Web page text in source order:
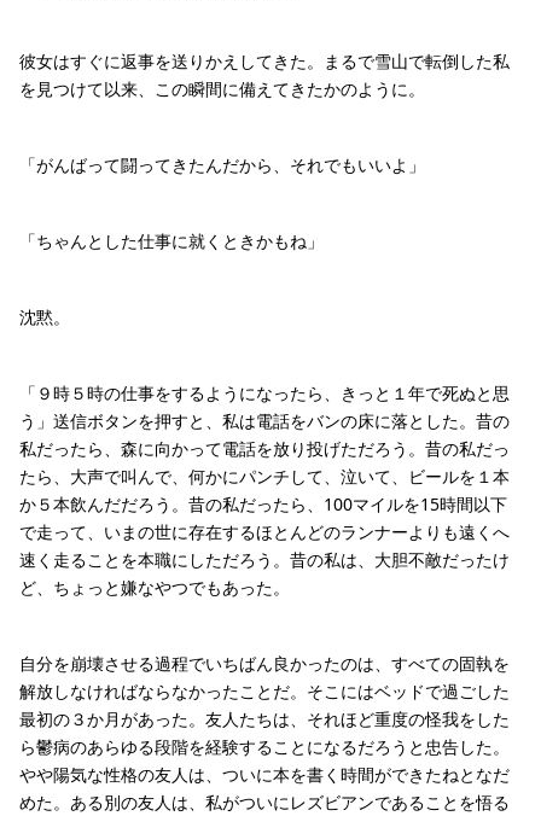
彼女はすぐに返事を送りかえしてきた。まるで雪山で転倒した私
を見つけて以来、この瞬間に備えてきたかのように。
「がんばって闘ってきたんだから、それでもいいよ」
「ちゃんとした仕事に就くときかもね」
沈黙。
「９時５時の仕事をするようになったら、きっと１年で死ぬと思
う」送信ボタンを押すと、私は電話をバンの床に落とした。昔の
私だったら、森に向かって電話を放り投げただろう。昔の私だっ
たら、大声で叫んで、何かにパンチして、泣いて、ビールを１本
か５本飲んだだろう。昔の私だったら、100マイルを15時間以下
で走って、いまの世に存在するほとんどのランナーよりも遠くへ
速く走ることを本職にしただろう。昔の私は、大胆不敵だったけ
ど、ちょっと嫌なやつでもあった。
自分を崩壊させる過程でいちばん良かったのは、すべての固執を
解放しなければならなかったことだ。そこにはベッドで過ごした
最初の３か月があった。友人たちは、それほど重度の怪我をした
ら鬱病のあらゆる段階を経験することになるだろうと忠告した。
やや陽気な性格の友人は、ついに本を書く時間ができたねとなだ
めた。ある別の友人は、私がついにレズビアンであることを悟る